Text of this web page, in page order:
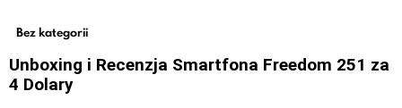
Bez kategorii
Unboxing i Recenzja Smartfona Freedom 251 za
4 Dolary